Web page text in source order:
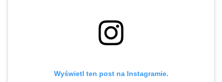
Wyświetl ten post na Instagramie.